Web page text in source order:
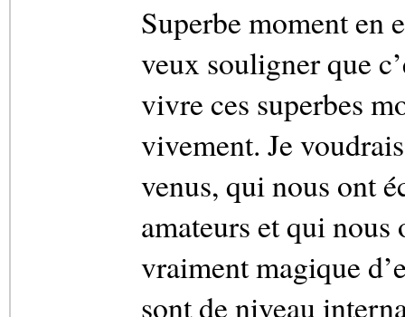
Superbe moment en
veux souligner que
vivre ces superbes
vivement. Je
venus, qui nous ont
amateurs et qui
vraiment magique
sont de niveau